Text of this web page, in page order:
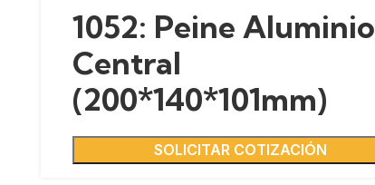
1052: Peine Aluminio
Central
(200*140*101mm)
SOLICITAR COTIZACIÓN